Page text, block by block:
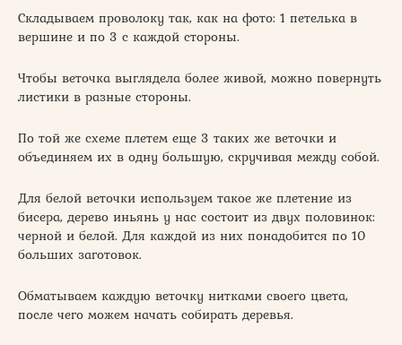
Складываем проволоку так, как на фото: 1 петелька в
вершине и по 3 с каждой стороны.
Чтобы веточка выглядела более живой, можно повернуть
листики в разные стороны.
По той же схеме плетем еще 3 таких же веточки и
объединяем их в одну большую, скручивая между собой.
Для белой веточки используем такое же плетение из
бисера, дерево иньянь у нас состоит из двух половинок:
черной и белой. Для каждой из них понадобится по 10
больших заготовок.
Обматываем каждую веточку нитками своего цвета,
после чего можем начать собирать деревья.